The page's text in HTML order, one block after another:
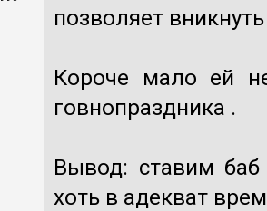
позволяет
Короче мало ей
говнопраздника .
Вывод: ставим
хоть в адекват